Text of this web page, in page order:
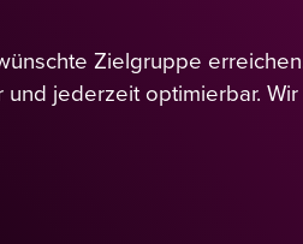
Zielgruppe
jederzeit optimierbar.